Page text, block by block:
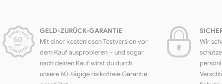
GELD-ZURÜCK-GARANTIE
Mit einer kostenlosen Testversion vor
dem Kauf ausprobieren – und sogar
nach deinen Kauf wirst du durch
unsere 60-tägige risikofreie Garantie
Wir